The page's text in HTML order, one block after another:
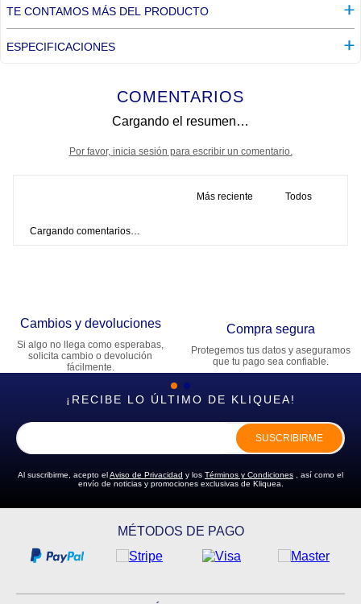
TE CONTAMOS MÁS DEL PRODUCTO
ESPECIFICACIONES
COMENTARIOS
Cargando el resumen…
Por favor, inicia sesión para escribir un comentario.
Más reciente Todos
Cargando comentarios…
Cambios y devoluciones
Si algo no llega como esperabas,
solicita cambio o devolución
fácilmente.
Compra segura
Protegemos tus datos y aseguramos
que tu pago sea confiable.
¡RECIBE LO ÚLTIMO DE KLIQUEA!
SUSCRIBIRME
Al suscribirme, acepto elAviso de Privacidad y los Términos y Condiciones , así como el
envío de noticias y promociones exclusivas de Kliquea.
MÉTODOS DE PAGO